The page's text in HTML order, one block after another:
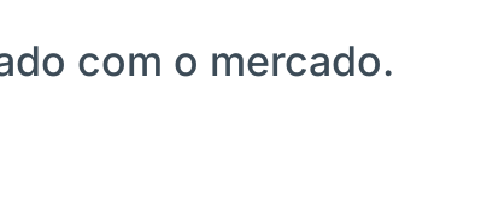
com o mercado.